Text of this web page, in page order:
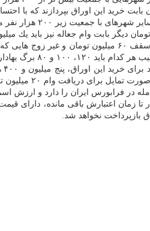
برگ بهادار خریداری كنند كه باید پنج میلیون و ۴۰۰ هزار تومان بابت خرید اوراق بپردازند.
مسكن را از فرابورس ایران خریداری كنند.
جعاله باید مبلغ یك میلیون و ۸۰۰ هزار تومان دیگر هم بپردازند.
در فرابورس ایران را دارد و ارزش
تا زمان اعتبارش باقی مانده، دارای
بازپرداخت نخواهد شد.